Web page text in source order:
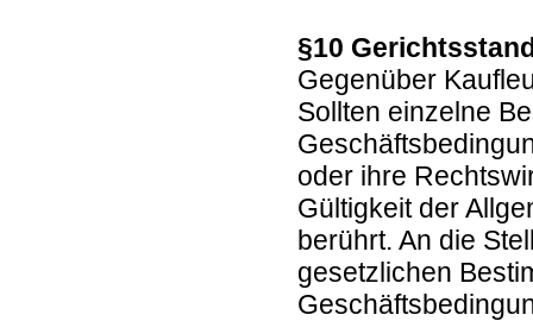
§10
Gegenüber
Sollten einzelne
oder ihre
Gültigkeit der
berührt. An die
gesetzlichen